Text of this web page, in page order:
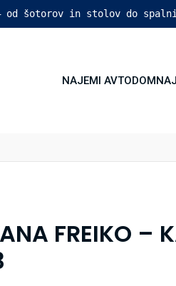
od šotorov in stolov do
NAJEMI AVTODOM
FREIKO –